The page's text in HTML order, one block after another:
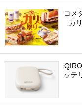
コメ
カ
ッテ